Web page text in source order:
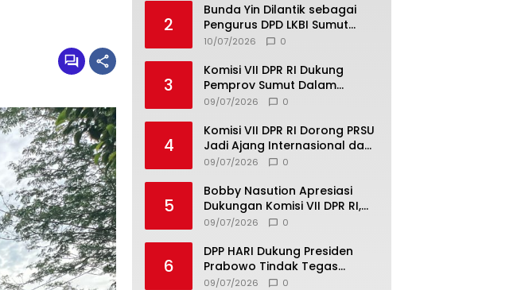
2
Bunda Yin Dilantik sebagai
Pengurus DPD LKBI Sumut
2026–2031, Tegaskan
dan Kerukunan
10/07/2026 0
3
Komisi VII DPR RI Dukung
Pemprov Sumut Dalam
Pemberantasan Pungli di
09/07/2026 0
4
Komisi VII DPR RI Dorong PRSU
Jadi Ajang Internasional dan
Pusat Investasi Sumut
09/07/2026 0
5
Bobby Nasution Apresiasi
Dukungan Komisi VII DPR RI,
Dorong PRSU Masuk Kalender
09/07/2026 0
6
DPP HARI Dukung Presiden
Prabowo Tindak Tegas
Pelaku Korupsi Tanpa Tebang
09/07/2026 0